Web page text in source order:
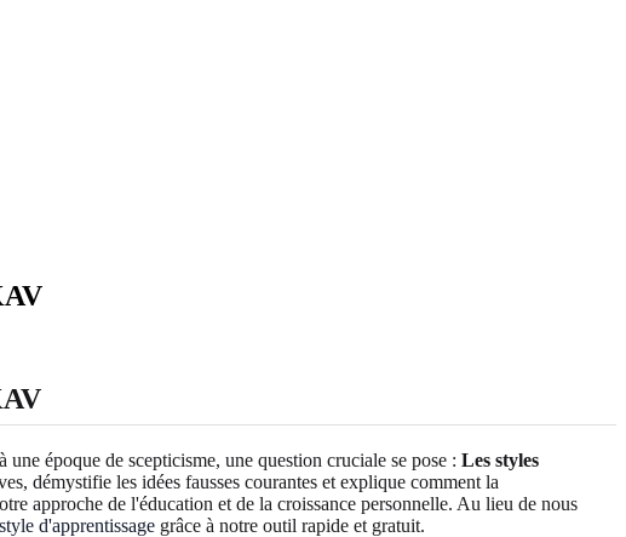
époque de scepticisme, une question cruciale se pose : Les styles
démystifie les idées fausses courantes et explique comment la
approche de l'éducation et de la croissance personnelle. Au lieu de nous
d'apprentissage grâce à notre outil rapide et gratuit.